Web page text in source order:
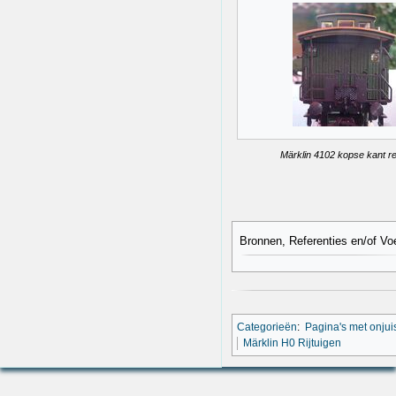
Märklin 4102 kopse kant
Bronnen, Referenties en/of
Categorieën: Pagina's met
Märklin H0 Rijtuigen